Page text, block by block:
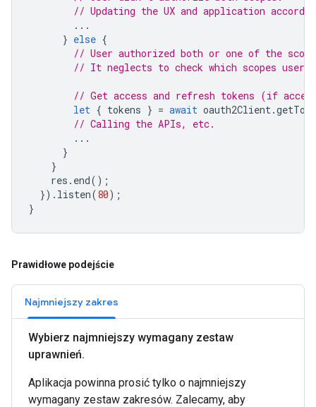
// Updating the UX and application
...
} else {
// User authorized both or one of the
// It neglects to check which scopes users
// Get access and refresh tokens (if
let { tokens } = await oauth2Client.
// Calling the APIs, etc.
...
}
}
res . end();
}). listen(80);
}
Prawidłowe podejście
Najmniejszy zakres
Wybierz najmniejszy wymagany zestaw
uprawnień.
Aplikacja powinna prosić tylko o najmniejszy
wymagany zestaw zakresów. Zalecamy, aby